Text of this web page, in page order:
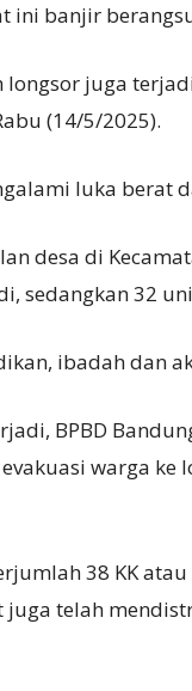
ini banjir
juga
(14/5/2025).
luka berat
desa di
sedangkan 32
ibadah dan
BPBD
warga ke
38 KK
juga telah